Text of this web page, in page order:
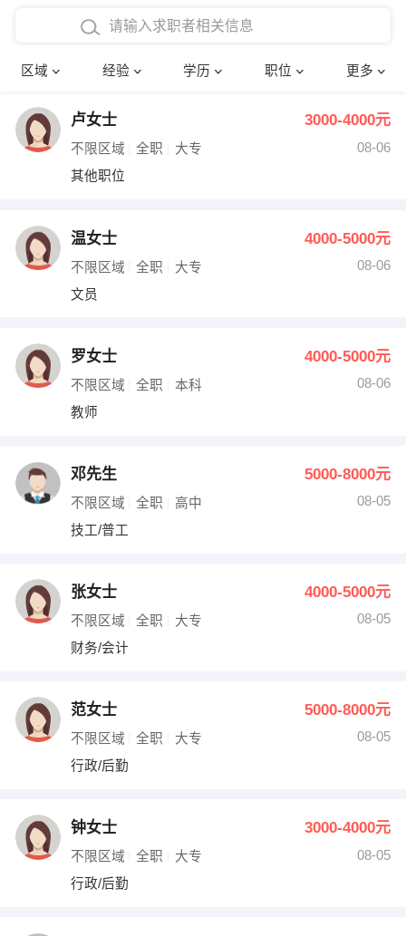
区域 经验 学历 职位 更多
在校学生工作经验
四年以上工作经验
五年以上工作经验
博士
文员 护士
财务会计
网络IT
收银员
水电/机修
编辑 法律
其他职位
确定
卢女士 3000-4000元
不限区域 全职 大专
08-06
其他职位
温女士 4000-5000元
不限区域 全职 大专
08-06
文员
罗女士 4000-5000元
不限区域 全职 本科
08-06
教师
邓先生 5000-8000元
不限区域 全职 高中
08-05
技工/普工
张女士 4000-5000元
不限区域 全职 大专
08-05
财务/会计
范女士 5000-8000元
不限区域 全职 大专
08-05
行政/后勤
钟女士 3000-4000元
不限区域 全职 大专
08-05
行政/后勤